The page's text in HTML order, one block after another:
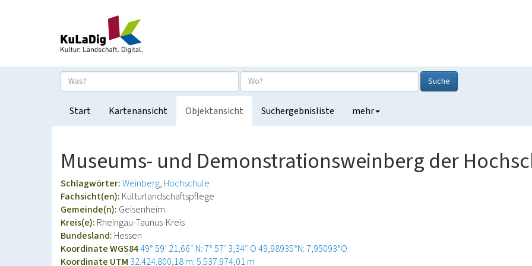
Suche
Start Kartenansicht Objektansicht Suchergebnisliste mehr
Museums- und Demonstrationsweinberg der
Schlagwörter:Weinberg Hochschule
Fachsicht(en): Kulturlandschaftspflege
Gemeinde(n): Geisenheim
Kreis(e): Rheingau-Taunus-Kreis
Bundesland: Hessen
Koordinate WGS8449° 59′ 21,66″ N: 7° 57′ 3,34″ O49,98935°N: 7,95093°O
Koordinate UTM 32.424.800,18 m: 5.537.974,01 m